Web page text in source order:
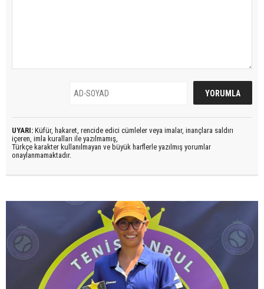
UYARI: Küfür, hakaret, rencide edici cümleler veya imalar, inançlara saldırı
içeren, imla kuralları ile yazılmamış,
Türkçe karakter kullanılmayan ve büyük harflerle yazılmış yorumlar
onaylanmamaktadır.